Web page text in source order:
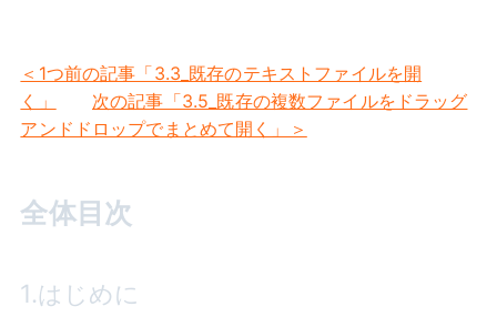
＜1つ前の記事「3.3_既存のテキストファイルを開
く」
次の記事「3.5_既存の複数ファイルをドラッグ
アンドドロップでまとめて開く」＞
全体目次
1.はじめに